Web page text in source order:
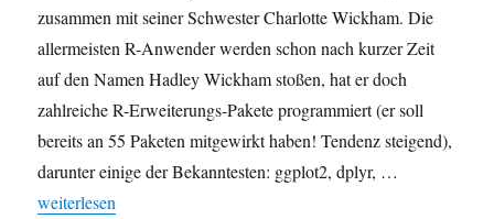
zusammen mit seiner Schwester Charlotte Wickham. Die
allermeisten R-Anwender werden schon nach kurzer Zeit
auf den Namen Hadley Wickham stoßen, hat er doch
zahlreiche R-Erweiterungs-Pakete programmiert (er soll
bereits an 55 Paketen mitgewirkt haben! Tendenz steigend),
darunter einige der Bekanntesten: ggplot2, dplyr, …
„R-Zertifizierung: Funktionen programmieren – Writing
weiterlesen